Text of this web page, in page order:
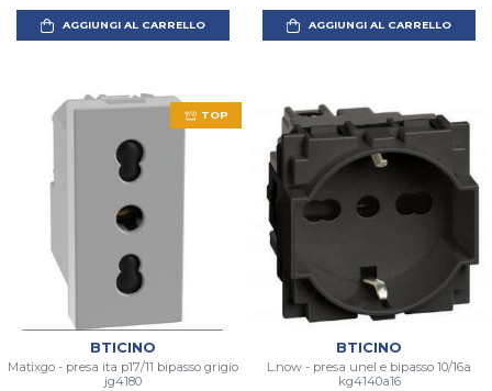
AGGIUNGI AL CARRELLO AGGIUNGI AL CARRELLO
TOP
BTICINO
Matixgo - presa ita p17/11 bipasso grigio
jg4180
BTICINO
L.now - presa unel e bipasso 10/16a
kg4140a16